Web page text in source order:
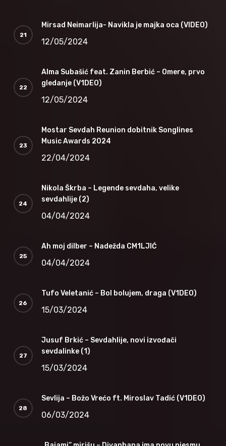
Mirsad Neimarlija- Navikla je majka oca (VIDEO)
12/05/2024
Alma Subašić feat. Zanin Berbić – Omere, prvo
gledanje (V1DEO)
12/05/2024
Mostar Sevdah Reunion dobitnik Songlines
Music Awards 2024
22/04/2024
Nikola Škrba – Legende sevdaha, velike
sevdahlije (2)
04/04/2024
Ah moj dilber – Nadežda CM1LJIĆ
04/04/2024
Tufo Veletanić – Bol bolujem, draga (V1DEO)
15/03/2024
Jusuf Brkić – Sevdahlije, novi izvođači
sevdalinke (1)
15/03/2024
Sevlija – Božo Vrećo ft. Miroslav Tadić (V1DEO)
06/03/2024